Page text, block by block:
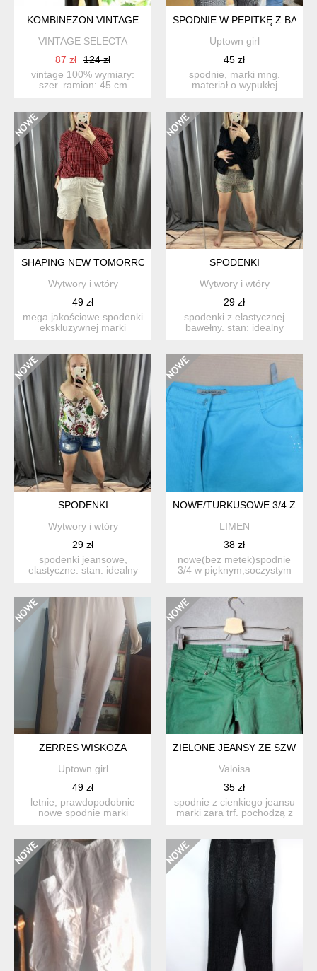
KOMBINEZON VINTAGE
VINTAGE SELECTA
87 zł
124 zł
vintage 100% wymiary:
szer. ramion: 45 cm
SPODNIE W PEPITKĘ Z
Uptown girl
45 zł
spodnie, marki mng.
materiał o wypukłej
SHAPING NEW TOMORROW PORTUGAL
Wytwory i wtóry
49 zł
mega jakościowe spodenki
ekskluzywnej marki
SPODENKI
Wytwory i wtóry
29 zł
spodenki z elastycznej
bawełny. stan: idealny
SPODENKI
Wytwory i wtóry
29 zł
spodenki jeansowe,
elastyczne. stan: idealny
NOWE/TURKUSOWE 3/4 Z
LIMEN
38 zł
nowe(bez metek)spodnie
3/4 w pięknym,soczystym
ZERRES WISKOZA
Uptown girl
49 zł
letnie, prawdopodobnie
nowe spodnie marki
ZIELONE JEANSY ZE SZWEM
Valoisa
35 zł
spodnie z cienkiego jeansu
marki zara trf. pochodzą z